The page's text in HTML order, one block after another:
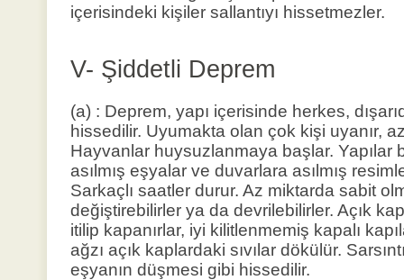
içerisindeki kişiler sallantıyı hissetmezler.
V- Şiddetli Deprem
(a) : Deprem, yapı içerisinde herkes,
hissedilir. Uyumakta olan çok kişi uyanır,
Hayvanlar huysuzlanmaya başlar. Yapılar
asılmış eşyalar ve duvarlara asılmış
Sarkaçlı saatler durur. Az miktarda sabit
değiştirebilirler ya da devrilebilirler. Açık
itilip kapanırlar, iyi kilitlenmemiş kapalı
ağzı açık kaplardaki sıvılar dökülür.
eşyanın düşmesi gibi hissedilir.